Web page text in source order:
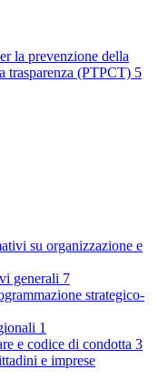
la prevenzione della
trasparenza (PTPCT) 5
su organizzazione e
generali 7
strategico-
1
e codice di condotta 3
e imprese